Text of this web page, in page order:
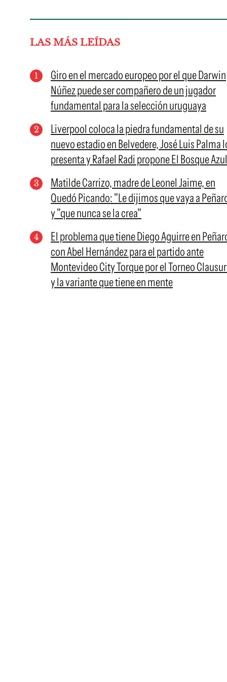
LAS MÁS LEÍDAS
Giro en el mercado europeo por el que Darwin
Núñez puede ser compañero de un jugador
fundamental para la selección uruguaya
Liverpool coloca la piedra fundamental de su
nuevo estadio en Belvedere, José Luis Palma
presenta y Rafael Radi propone El Bosque Azul
Matilde Carrizo, madre de Leonel Jaime, en
Quedó Picando: "Le dijimos que vaya a
y "que nunca se la crea"
El problema que tiene Diego Aguirre en
con Abel Hernández para el partido ante
Montevideo City Torque por el Torneo
y la variante que tiene en mente